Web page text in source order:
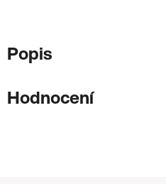
Popis
Hodnocení